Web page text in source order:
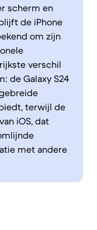
scherm en
de iPhone
om zijn
verschil
de Galaxy S24
terwijl de
iOS, dat
met andere